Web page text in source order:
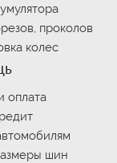
проколов
колес
оплата
шин